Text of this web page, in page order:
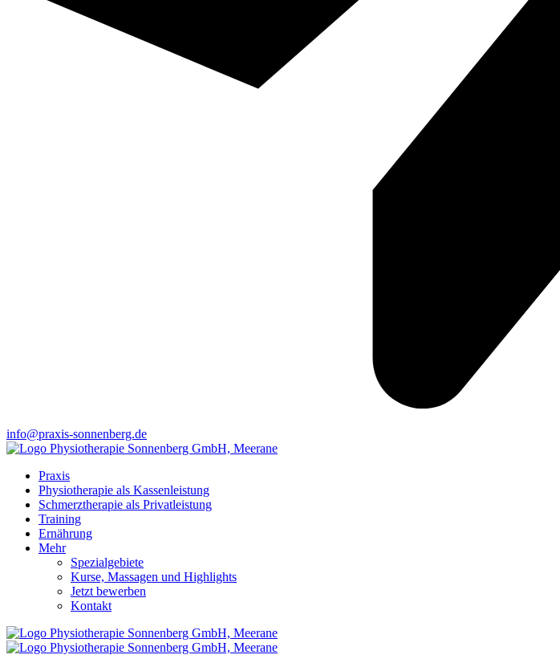
info@praxis-sonnenberg.de
Praxis
Physiotherapie als Kassenleistung
Schmerztherapie als Privatleistung
Training
Ernährung
Mehr
Spezialgebiete
Kurse, Massagen und Highlights
Jetzt bewerben
Kontakt